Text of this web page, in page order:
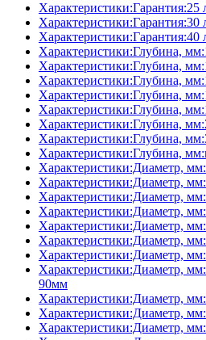
Характеристики:Гарантия:25
Характеристики:Гарантия:30
Характеристики:Гарантия:40
Характеристики:Глубина,
Характеристики:Глубина,
Характеристики:Глубина,
Характеристики:Глубина,
Характеристики:Глубина,
Характеристики:Глубина,
Характеристики:Глубина,
Характеристики:Глубина,
Характеристики:Диаметр,
Характеристики:Диаметр,
Характеристики:Диаметр,
Характеристики:Диаметр,
Характеристики:Диаметр,
Характеристики:Диаметр,
Характеристики:Диаметр,
Характеристики:Диаметр,
90мм
Характеристики:Диаметр,
Характеристики:Диаметр,
Характеристики:Диаметр,